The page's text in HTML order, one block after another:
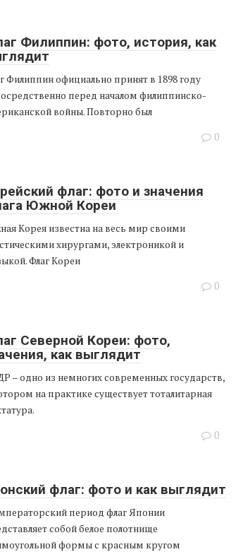
Филиппин: фото, история, как
Филиппин официально принят в 1898 году
перед началом филиппинско-
войны. Повторно был
0
флаг: фото и значения
Южной Кореи
Корея известна на весь мир своими
хирургами, электроникой и
Флаг Кореи
0
Северной Кореи: фото,
как выглядит
– одно из немногих современных государств,
на практике существует тоталитарная
0
флаг: фото и как выглядит
период флаг Японии
собой белое полотнище
формы с красным кругом